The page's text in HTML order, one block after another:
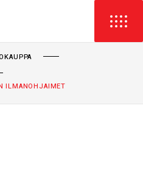
ILMANOHJAIMET